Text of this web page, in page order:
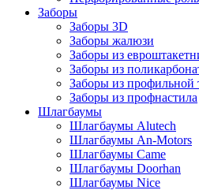
Заборы
Заборы 3D
Заборы жалюзи
Заборы из
Заборы из
Заборы из профильной
Заборы из профнастила
Шлагбаумы
Шлагбаумы Alutech
Шлагбаумы An-Motors
Шлагбаумы Came
Шлагбаумы Doorhan
Шлагбаумы Nice